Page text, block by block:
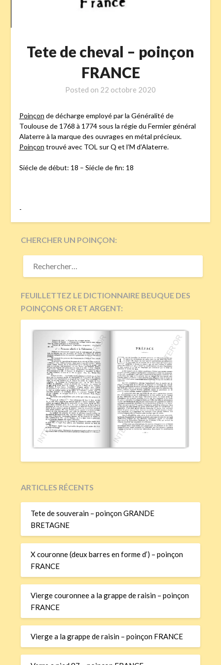
Tete de cheval – poinçon
FRANCE
Posted on 22 octobre 2020
Poinçon de décharge employé par la Généralité de
Toulouse de 1768 à 1774 sous la régie du Fermier général
Alaterre à la marque des ouvrages en métal précieux.
Poinçon trouvé avec TOL sur Q et l’M d’Alaterre.
Siécle de début: 18 – Siécle de fin: 18
-
CHERCHER UN POINÇON:
RECHERCHER :
FEUILLETTEZ LE DICTIONNAIRE BEUQUE DES
POINÇONS OR ET ARGENT:
ARTICLES RÉCENTS
Tete de souverain – poinçon GRANDE
BRETAGNE
X couronne (deux barres en forme d’) – poinçon
FRANCE
Vierge couronnee a la grappe de raisin – poinçon
FRANCE
Vierge a la grappe de raisin – poinçon FRANCE